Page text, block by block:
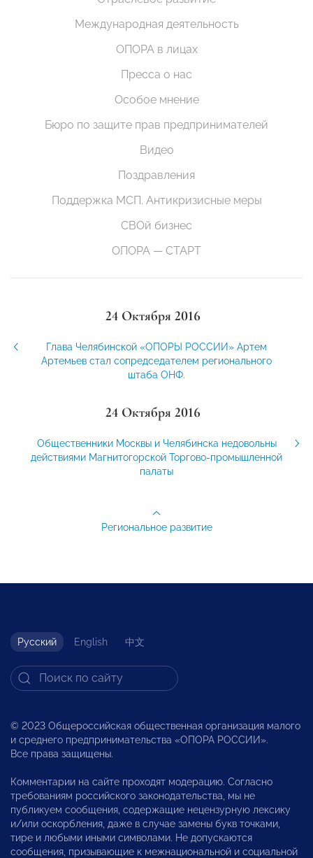
Международная деятельность
ОПОРА в лицах
Пресса о нас
Особое мнение
Бюро по защите прав предпринимателей
Видео
Поздравления
Поддержка МСП. Антикризисные меры
СВОй бизнес
ОПОРА — СТАРТ
24 Октября 2016
Глава Челябинской «ОПОРЫ РОССИИ» Артем
Артемьев стал сопредседателем регионального
штаба ОНФ.
24 Октября 2016
Общественники Москвы и Челябинска недовольны
действиями Магнитогорской Торгово-промышленной
палаты
Региональное развитие
Русский English 中文
© 2023 Общероссийская общественная организация малого
и среднего предпринимательства «ОПОРА РОССИИ».
Все права защищены.
Комментарии на сайте проходят модерацию. Согласно
требованиям российского законодательства, мы не
публикуем сообщения, содержащие нецензурную лексику
и/или оскорбления, даже в случае замены букв точками,
тире и любыми иными символами. Не допускаются
сообщения, призывающие к межнациональной и социальной